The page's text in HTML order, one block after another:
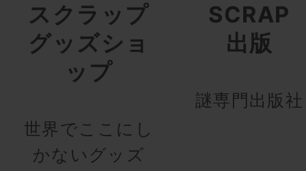
スクラップ
グッズショ
ップ
世界でここにし
かないグッズ
SCRAP
出版
謎専門出版社